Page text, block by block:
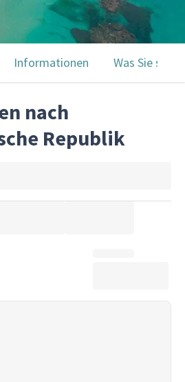
Informationen Was Sie
nach
Republik